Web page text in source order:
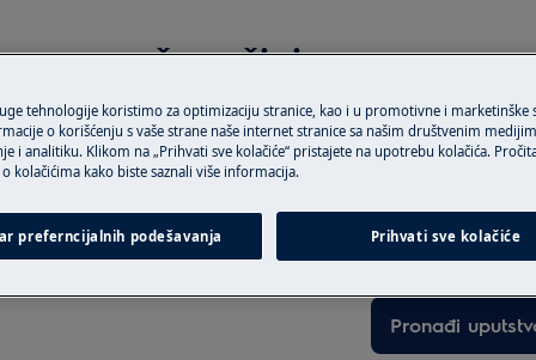
na veš mašini
pranja?
temperaturu pranja
Pronađite
Rešite probleme
dokumentaciju o
Pronađi
tehnologije koristimo za optimizaciju stranice, kao i u promotivne i marketinške
o korišćenju s vaše strane naše internet stranice sa našim društvenim
i analitiku. Klikom na „Prihvati sve kolačiće“ pristajete na upotrebu kolačića.
kolačićima kako biste saznali više informacija.
preferncijalnih podešavanja Prihvati sve kolačiće